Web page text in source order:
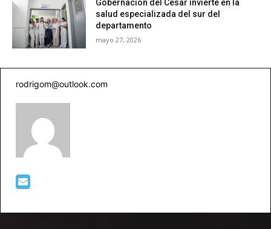
Gobernación del Cesar invierte en la
salud especializada del sur del
departamento
mayo 27, 2026
rodrigom@outlook.com